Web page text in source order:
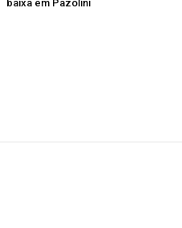
baixa em Pazolini